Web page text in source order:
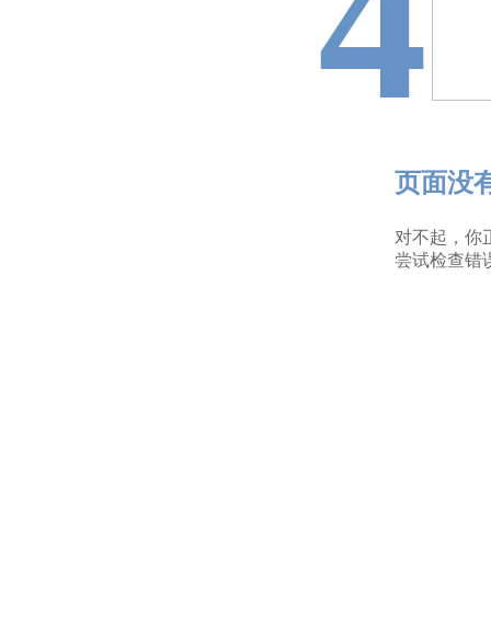
页面没
对不起，你
尝试检查